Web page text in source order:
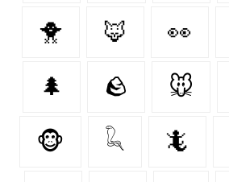
🐥 🦊 👀
🌲 🪨 🐭
🐵 𓆗 🦎